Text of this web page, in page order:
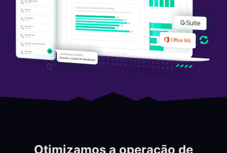
Otimizamos a operação de